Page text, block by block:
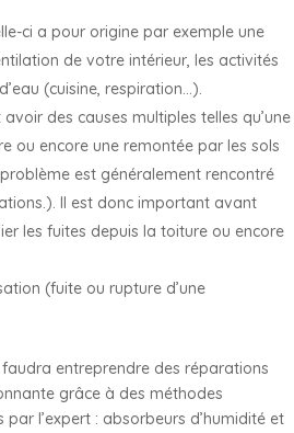
ci a pour origine par exemple une
de votre intérieur, les activités
(cuisine, respiration…).
des causes multiples telles qu’une
ou encore une remontée par les sols
est généralement rencontré
Il est donc important avant
les fuites depuis la toiture ou encore
(fuite ou rupture d’une
entreprendre des réparations
grâce à des méthodes
l’expert : absorbeurs d’humidité et